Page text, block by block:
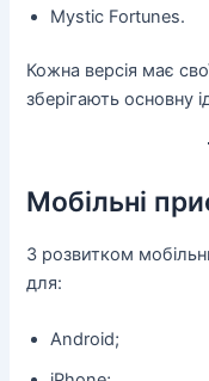
Mystic Fortunes.
Кожна версія має
зберігають основну
Мобільні
З розвитком
для:
Android;